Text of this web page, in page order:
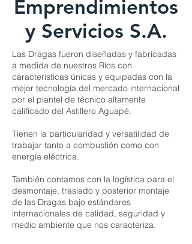
Emprendimientos
y Servicios S.A.
Las Dragas fueron diseñadas y fabricadas
a medida de nuestros Ríos con
características únicas y equipadas con la
mejor tecnología del mercado internacional
por el plantel de técnico altamente
calificado del Astillero Aguapé.
Tienen la particularidad y versatilidad de
trabajar tanto a combustión como con
energía eléctrica.
También contamos con la logística para el
desmontaje, traslado y posterior montaje
de las Dragas bajo estándares
internacionales de calidad, seguridad y
medio ambiente que nos caracteriza.